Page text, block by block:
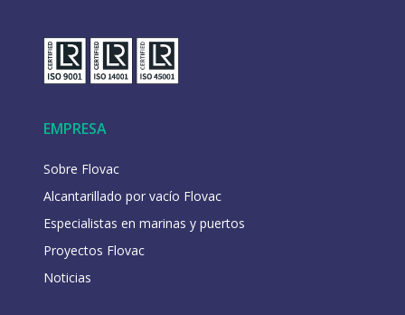
EMPRESA
Sobre Flovac
Alcantarillado por vacío Flovac
Especialistas en marinas y puertos
Proyectos Flovac
Noticias